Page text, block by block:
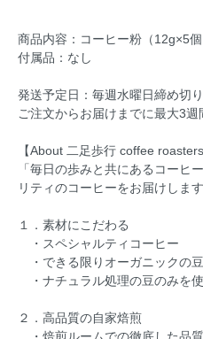
商品内容：コーヒー粉（12g×5個
付属品：なし
発送予定日：毎週水曜日締め切
ご注文からお届けまでに最大3週
【About 二足歩行 coffee roasters
「毎日の歩みと共にあるコーヒ
リティのコーヒーをお届けします
１．素材にこだわる
・スペシャルティコーヒー
・できる限りオーガニックの
・ナチュラル処理の豆のみを
２．高品質の自家焙煎